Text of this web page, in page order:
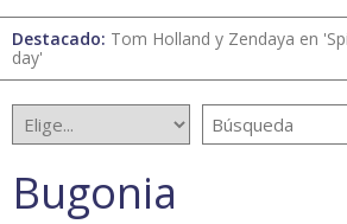
Destacado: Tom Holland y Zendaya en
day'
Bugonia